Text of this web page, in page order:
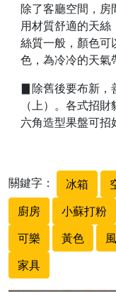
除了客廳空間，房
用材質舒適的天絲
絲質一般，顏色可
色，為冷冷的天氣
▊除舊後要布新，
（上）。各式招
六角造型果盤可招
關鍵字： 冰箱
廚房
小蘇打粉
可樂
黃色
家具